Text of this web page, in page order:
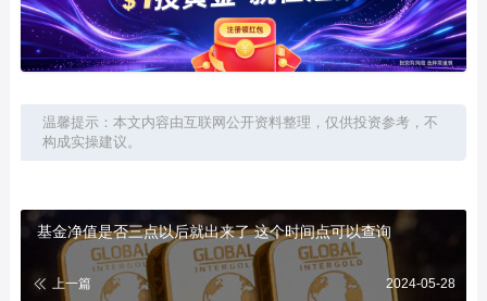
温馨提示：本文内容由互联网公开资料整理，仅供投资参考，不
构成实操建议。
基金净值是否三点以后就出来了 这个时间点可以查询
上一篇 2024-05-28